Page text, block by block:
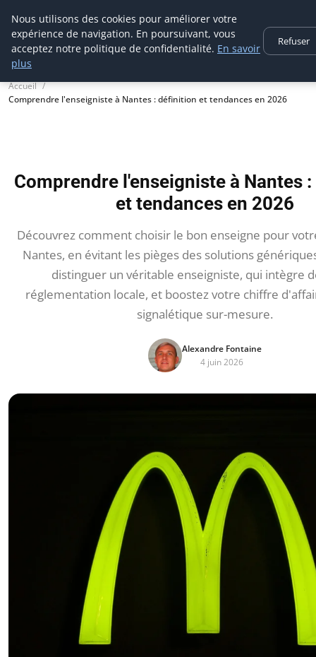
Aecme
Accueil
Comprendre l'enseigniste à Nantes : définition et tendances en 2026
Comprendre l'enseigniste à Nantes
et tendances en 2026
Découvrez comment choisir le bon enseigne pour
Nantes, en évitant les pièges des solutions
distinguer un véritable enseigniste, qui intègre
réglementation locale, et boostez votre chiffre
signalétique sur-mesure.
Alexandre Fontaine
4 juin 2026
Nous utilisons des cookies pour améliorer votre
expérience de navigation. En poursuivant, vous
acceptez notre politique de confidentialité. En savoir
plus
Refuser